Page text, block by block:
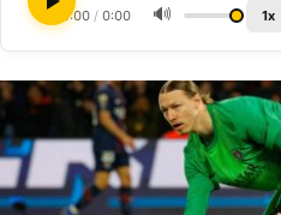
0:00 / 0:00 🔊 1x